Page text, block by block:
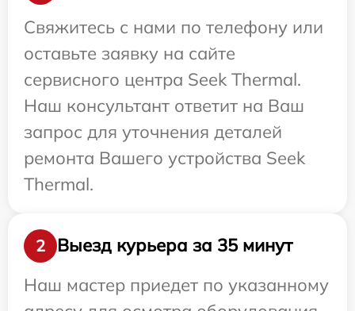
Свяжитесь с нами по телефону или
оставьте заявку на сайте
сервисного центра Seek Thermal.
Наш консультант ответит на Ваш
запрос для уточнения деталей
ремонта Вашего устройства Seek
Thermal.
2
Выезд курьера за 35 минут
Наш мастер приедет по указанному